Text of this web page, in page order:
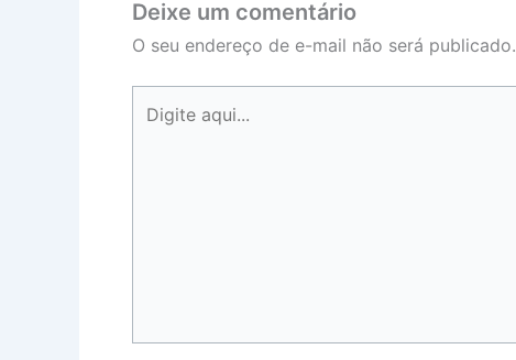
Deixe um comentário
O seu endereço de e-mail não será publicado.
aqui...